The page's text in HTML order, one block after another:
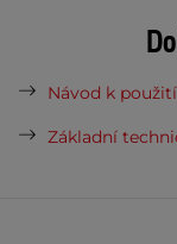
Návod k
Základní